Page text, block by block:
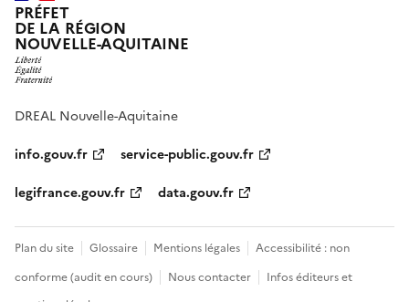
PRÉFET
DE LA RÉGION
NOUVELLE-AQUITAINE
DREAL Nouvelle-Aquitaine
info.gouv.fr
service-public.gouv.fr
legifrance.gouv.fr
data.gouv.fr
Plan du site Glossaire Mentions légales
Accessibilité : non
conforme (audit en cours)
Nous contacter
Infos éditeurs et